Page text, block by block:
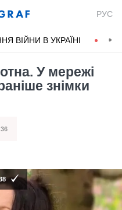
РУС
ВІЙНИ В УКРАЇНІ
У мережі
знімки